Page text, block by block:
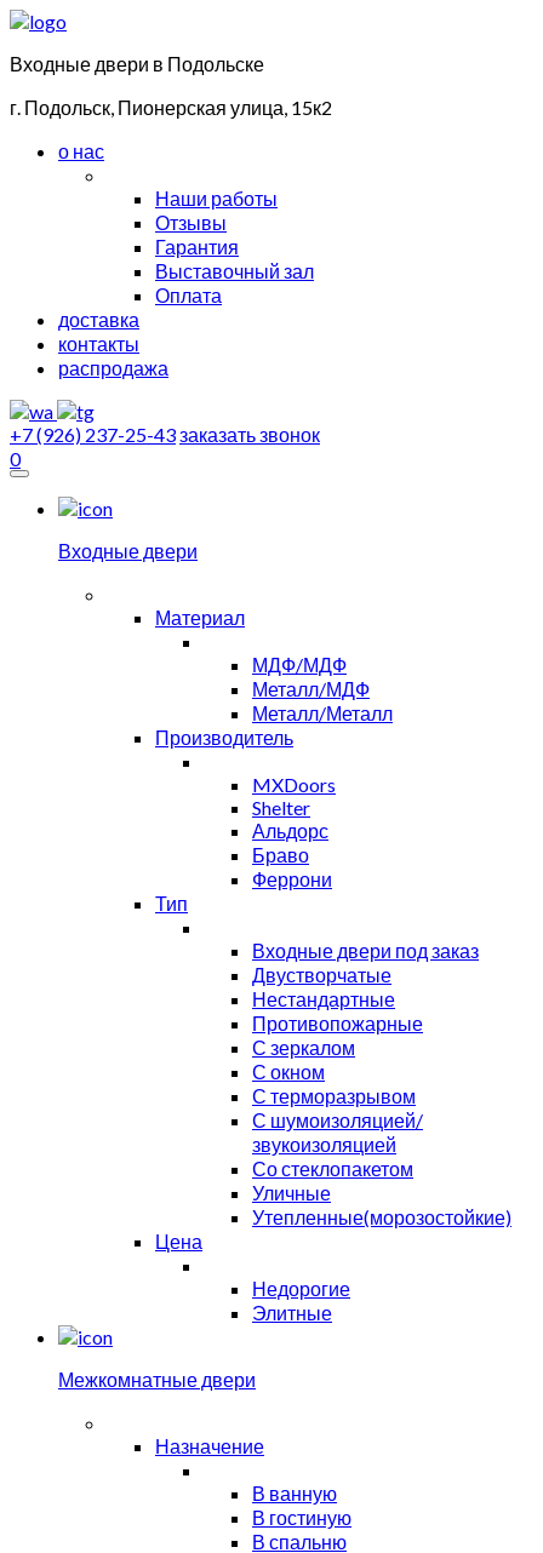
Входные двери в Подольске
г. Подольск, Пионерская улица, 15к2
о нас
Наши работы
Отзывы
Гарантия
Выставочный зал
Оплата
доставка
контакты
распродажа
+7 (926) 237-25-43заказать звонок
0
Входные двери
Материал
МДФ/МДФ
Металл/МДФ
Металл/Металл
Производитель
MXDoors
Shelter
Альдорс
Браво
Феррони
Тип
Входные двери под заказ
Двустворчатые
Нестандартные
Противопожарные
С зеркалом
С окном
С терморазрывом
С шумоизоляцией/
звукоизоляцией
Со стеклопакетом
Уличные
Утепленные(морозостойкие)
Цена
Недорогие
Элитные
Межкомнатные двери
Назначение
В ванную
В гостиную
В спальню